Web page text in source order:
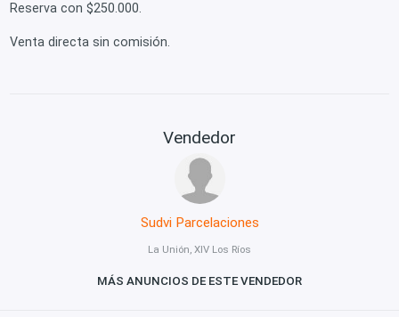
Reserva con $250.000.
Venta directa sin comisión.
Vendedor
Sudvi Parcelaciones
La Unión, XIV Los Ríos
MÁS ANUNCIOS DE ESTE VENDEDOR